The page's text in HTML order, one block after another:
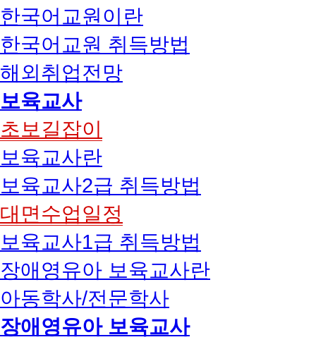
한국어교원이란
한국어교원 취득방법
해외취업전망
보육교사
초보길잡이
보육교사란
보육교사2급 취득방법
대면수업일정
보육교사1급 취득방법
장애영유아 보육교사란
아동학사/전문학사
장애영유아 보육교사